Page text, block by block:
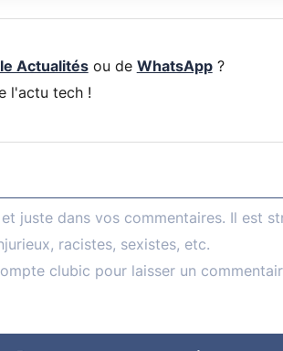
Actualitésou de WhatsApp?
l'actu tech !